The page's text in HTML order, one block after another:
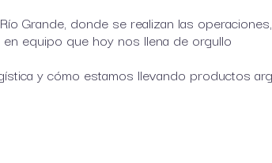
Grande, donde se realizan las
equipo que hoy nos llena de orgullo
y cómo estamos llevando productos